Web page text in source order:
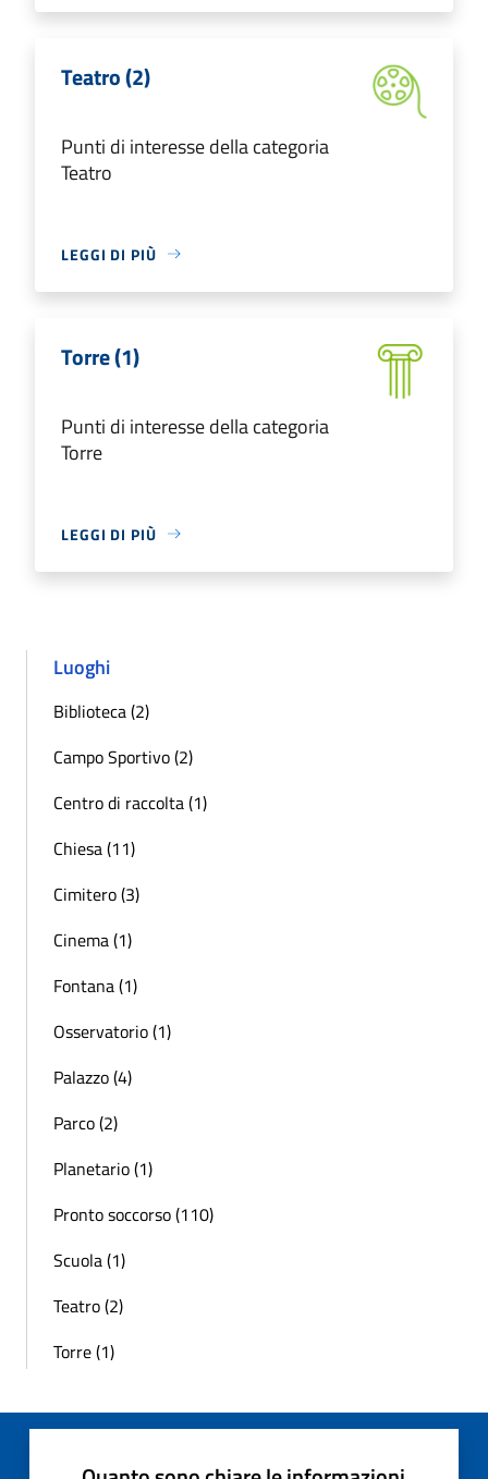
Teatro (2)
Punti di interesse della categoria
Teatro
LEGGI DI PIÙ
Torre (1)
Punti di interesse della categoria
Torre
LEGGI DI PIÙ
Luoghi
Biblioteca (2)
Campo Sportivo (2)
Centro di raccolta (1)
Chiesa (11)
Cimitero (3)
Cinema (1)
Fontana (1)
Osservatorio (1)
Palazzo (4)
Parco (2)
Planetario (1)
Pronto soccorso (110)
Scuola (1)
Teatro (2)
Torre (1)